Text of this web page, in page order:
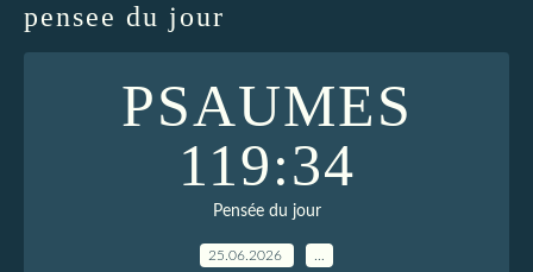
pensee du jour
PSAUMES
119:34
Pensée du jour
25.06.2026